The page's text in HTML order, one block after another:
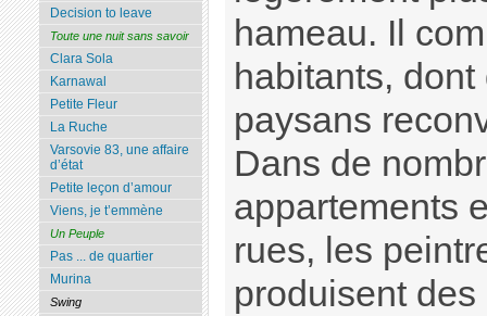
hameau. Il
habitants,
paysans
Dans de
appartements
rues, les
produisent
Decision to leave
Toute une nuit sans savoir
Clara Sola
Karnawal
Petite Fleur
La Ruche
Varsovie 83, une affaire
d’état
Petite leçon d’amour
Viens, je t’emmène
Un Peuple
Pas ... de quartier
Murina
Swing